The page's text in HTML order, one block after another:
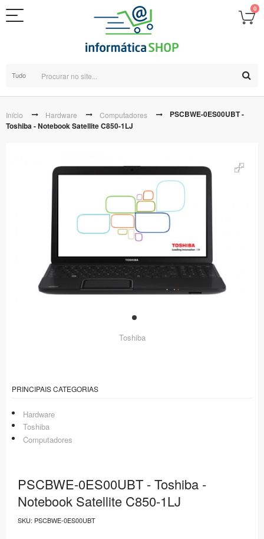
0
Tudo
Início Hardware Computadores
PSCBWE-0ES00UBT -
Toshiba - Notebook Satellite C850-1LJ
Toshiba
PRINCIPAIS CATEGORIAS
Hardware
Toshiba
Computadores
PSCBWE-0ES00UBT - Toshiba -
Notebook Satellite C850-1LJ
SKU: PSCBWE-0ES00UBT